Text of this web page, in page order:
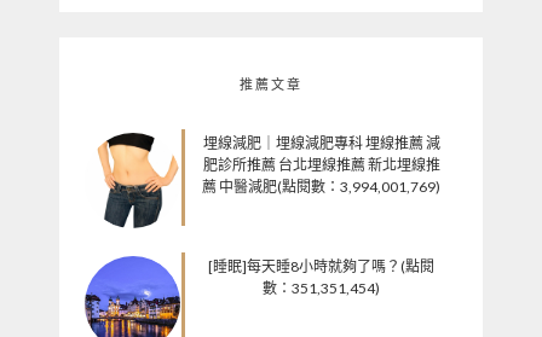
推薦文章
埋線減肥｜埋線減肥專科 埋線推薦 減
肥診所推薦 台北埋線推薦 新北埋線推
薦 中醫減肥(點閱數：3,994,001,769)
[睡眠]每天睡8小時就夠了嗎？(點閱
數：351,351,454)